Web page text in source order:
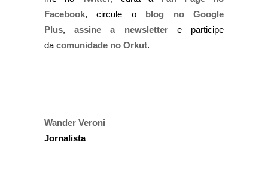
Facebook, circule o blog no Google
Plus,assine a newslettere participe
da comunidade no Orkut.
Wander Veroni
Jornalista